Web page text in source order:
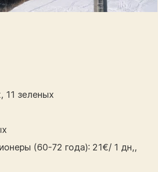
11 зеленых
(60-72 года): 21€/ 1 дн,,